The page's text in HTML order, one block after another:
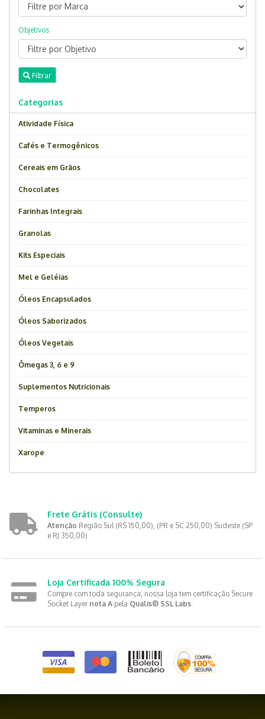
Objetivos
Filtrar
Categorias
Atividade Física
Cafés e Termogênicos
Cereais em Grãos
Chocolates
Farinhas Integrais
Granolas
Kits Especiais
Mel e Geléias
Óleos Encapsulados
Óleos Saborizados
Óleos Vegetais
Ômegas 3, 6 e 9
Suplementos Nutricionais
Temperos
Vitaminas e Minerais
Xarope
Frete Grátis (Consulte)
Atenção Região Sul (RS 150,00), (PR e SC 250,00) Sudeste (SP
e RJ 350,00)
Loja Certificada 100% Segura
Compre com toda segurança, nossa loja tem certificação Secure
Socket Layer nota A pela Qualis® SSL Labs.